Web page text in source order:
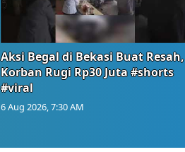
Aksi Begal di Bekasi Buat Resah,
Korban Rugi Rp30 Juta #shorts
#viral
6 Aug 2026, 7:30 AM